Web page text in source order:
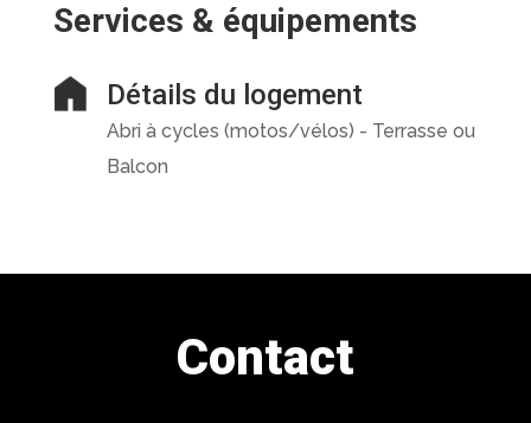
Services & équipements
Détails du logement
Abri à cycles (motos/vélos) - Terrasse ou
Balcon
Contact